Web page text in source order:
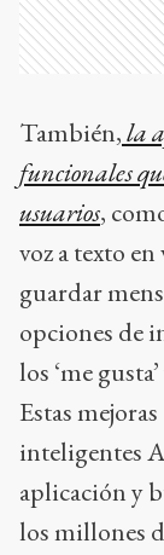
También,la
funcionales
usuarios,
voz a texto
guardar
opciones de
los ‘me
Estas
inteligentes
aplicación y
los millones